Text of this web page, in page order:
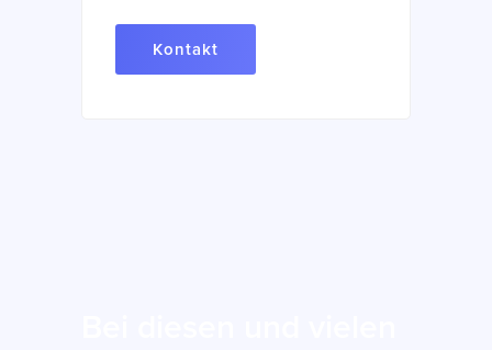
Kontakt